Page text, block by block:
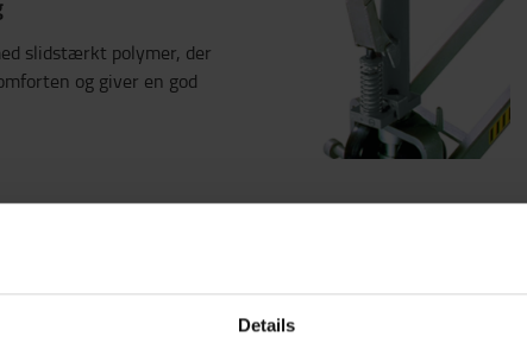
Details
slidstærkt polymer, der
og giver en god